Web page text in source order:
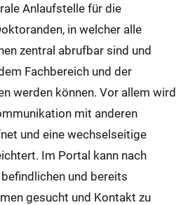
Anlaufstelle für die
in welcher alle
zentral abrufbar sind und
Fachbereich und der
werden können. Vor allem wird
mit anderen
und eine wechselseitige
Im Portal kann nach
und bereits
gesucht und Kontakt zu